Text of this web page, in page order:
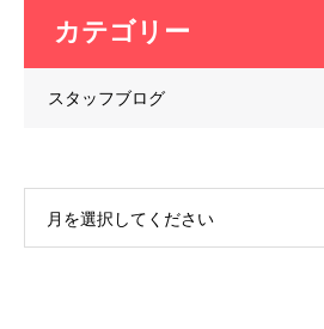
カテゴリー
スタッフブログ
月を選択してください